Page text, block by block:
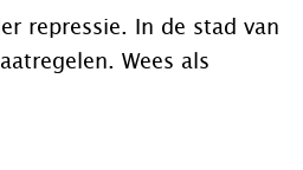
repressie. In de stad van
Wees als